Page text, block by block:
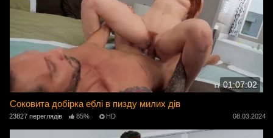
01:07:02
Соковита добірка еблі в пизду милих дів
23827 переглядів 85% HD 08.03.2024